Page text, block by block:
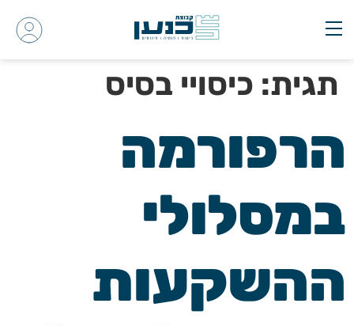
תגית: כיסויי בסיס
הרפורמה
במסלולי
ההשקעות